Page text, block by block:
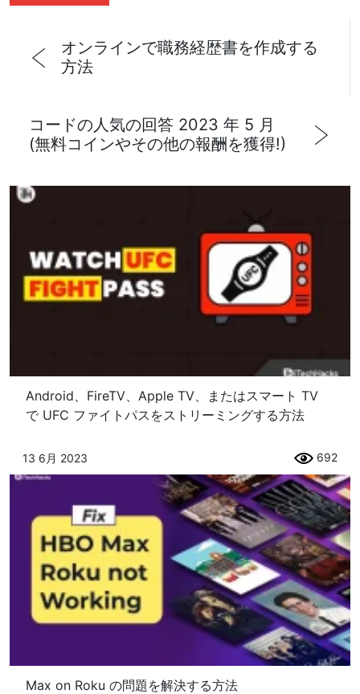
オンラインで職務経歴書を作成する
方法
コードの人気の回答 2023 年 5 月
(無料コインやその他の報酬を獲得!)
Android、FireTV、Apple TV、またはスマート TV
で UFC ファイトパスをストリーミングする方法
13 6月 2023 692
Max on Roku の問題を解決する方法